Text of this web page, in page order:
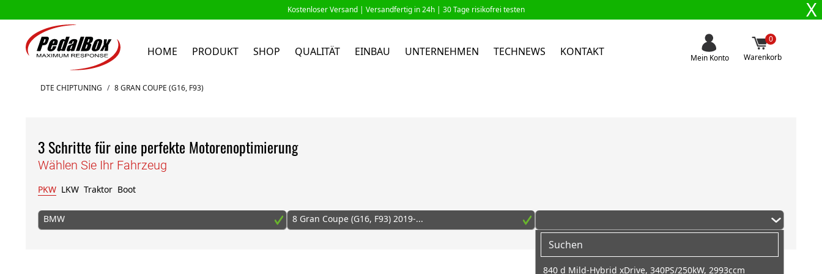
Kostenloser Versand | Versandfertig in 24h | 30 Tage risikofrei testen X
HOME PRODUKT SHOP QUALITÄT EINBAU UNTERNEHMEN TECHNEWS KONTAKT Mein Konto
0
Warenkorb
Zum Inhalt springen
DTE CHIPTUNING / 8 GRAN COUPE (G16, F93)
3 Schritte für eine perfekte Motorenoptimierung
Wählen Sie Ihr Fahrzeug
PKW LKW Traktor Boot
BMW 8 Gran Coupe (G16, F93) 2019-...
840 d Mild-Hybrid xDrive, 340PS/250kW, 2993ccm